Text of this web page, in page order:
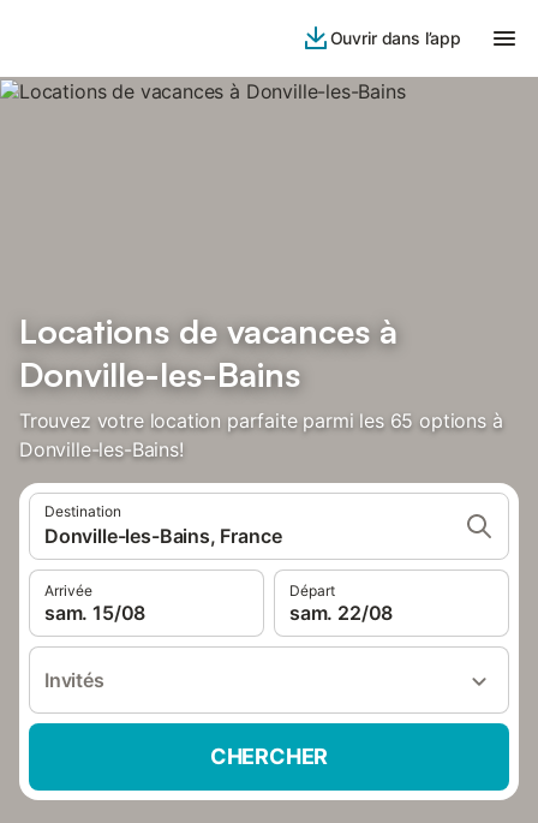
Ouvrir dans l’app
Locations de vacances à
Donville-les-Bains
Trouvez votre location parfaite parmi les 65 options à
Donville-les-Bains!
Destination
Donville-les-Bains, France
Arrivée
sam. 15/08
Départ
sam. 22/08
Invités
CHERCHER